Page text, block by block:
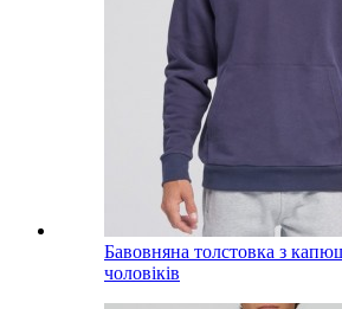
Бавовняна толстовка з
чоловіків